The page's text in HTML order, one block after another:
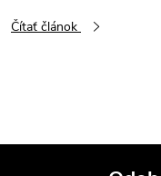
Čítať článok